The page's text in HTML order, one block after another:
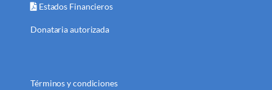
Estados Financieros
Donataria autorizada
Términos y condiciones